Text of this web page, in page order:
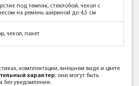
под темляк, стеклобой, чехол с
на ремень шириной до 4,5 см
чехол, пакет
комплектации, внешнем виде и цвете
характер; они могут быть
без уведомления.